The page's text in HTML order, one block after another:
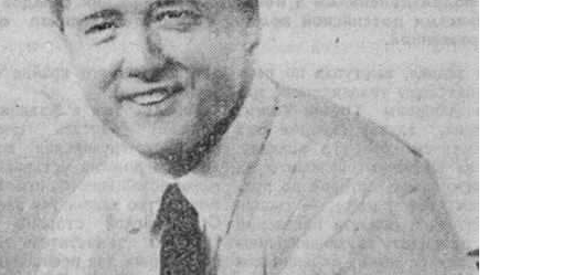
кандидат — миллиардер из Техаса Росс Перо,
кампанию около ста миллионов долларов личных
победы даже в своем родном штате.
что он проиграл, Буш позвонил Клинтону
заверил нового президента, что приложит все усилия, чтобы
как можно более гладко». Буш также призвал своих
нового президента».
губернатор Клинтон выступил в Литл-Роке,
толпой своих сторонников. По его словам,